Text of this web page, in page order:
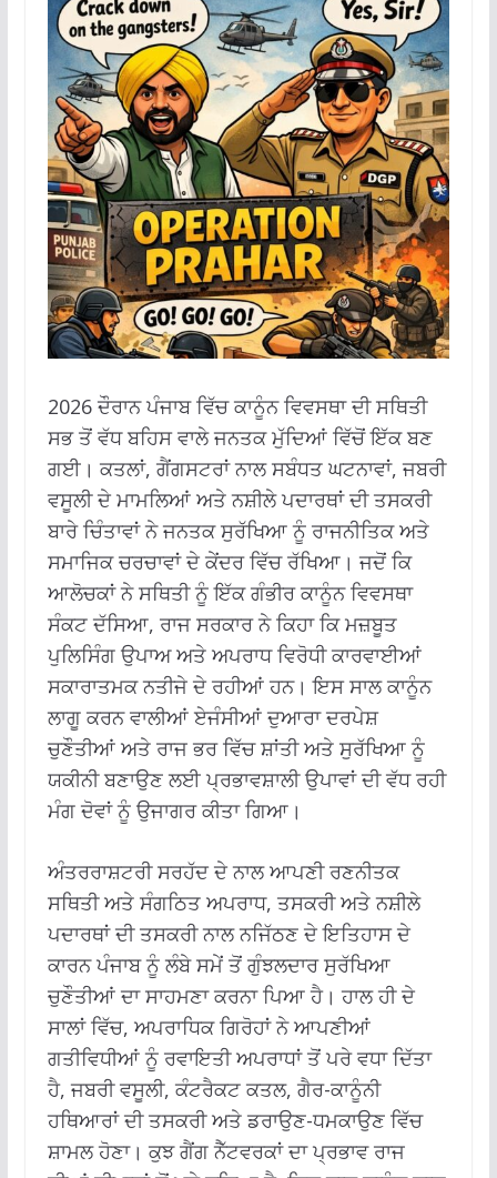
2026 ਦੌਰਾਨ ਪੰਜਾਬ ਵਿੱਚ ਕਾਨੂੰਨ ਵਿਵਸਥਾ ਦੀ ਸਥਿਤੀ
ਸਭ ਤੋਂ ਵੱਧ ਬਹਿਸ ਵਾਲੇ ਜਨਤਕ ਮੁੱਦਿਆਂ ਵਿੱਚੋਂ ਇੱਕ ਬਣ
ਗਈ। ਕਤਲਾਂ, ਗੈਂਗਸਟਰਾਂ ਨਾਲ ਸਬੰਧਤ ਘਟਨਾਵਾਂ, ਜਬਰੀ
ਵਸੂਲੀ ਦੇ ਮਾਮਲਿਆਂ ਅਤੇ ਨਸ਼ੀਲੇ ਪਦਾਰਥਾਂ ਦੀ ਤਸਕਰੀ
ਬਾਰੇ ਚਿੰਤਾਵਾਂ ਨੇ ਜਨਤਕ ਸੁਰੱਖਿਆ ਨੂੰ ਰਾਜਨੀਤਿਕ ਅਤੇ
ਸਮਾਜਿਕ ਚਰਚਾਵਾਂ ਦੇ ਕੇਂਦਰ ਵਿੱਚ ਰੱਖਿਆ। ਜਦੋਂ ਕਿ
ਆਲੋਚਕਾਂ ਨੇ ਸਥਿਤੀ ਨੂੰ ਇੱਕ ਗੰਭੀਰ ਕਾਨੂੰਨ ਵਿਵਸਥਾ
ਸੰਕਟ ਦੱਸਿਆ, ਰਾਜ ਸਰਕਾਰ ਨੇ ਕਿਹਾ ਕਿ ਮਜ਼ਬੂਤ ​​
ਪੁਲਿਸਿੰਗ ਉਪਾਅ ਅਤੇ ਅਪਰਾਧ ਵਿਰੋਧੀ ਕਾਰਵਾਈਆਂ
ਸਕਾਰਾਤਮਕ ਨਤੀਜੇ ਦੇ ਰਹੀਆਂ ਹਨ। ਇਸ ਸਾਲ ਕਾਨੂੰਨ
ਲਾਗੂ ਕਰਨ ਵਾਲੀਆਂ ਏਜੰਸੀਆਂ ਦੁਆਰਾ ਦਰਪੇਸ਼
ਚੁਣੌਤੀਆਂ ਅਤੇ ਰਾਜ ਭਰ ਵਿੱਚ ਸ਼ਾਂਤੀ ਅਤੇ ਸੁਰੱਖਿਆ ਨੂੰ
ਯਕੀਨੀ ਬਣਾਉਣ ਲਈ ਪ੍ਰਭਾਵਸ਼ਾਲੀ ਉਪਾਵਾਂ ਦੀ ਵੱਧ ਰਹੀ
ਮੰਗ ਦੋਵਾਂ ਨੂੰ ਉਜਾਗਰ ਕੀਤਾ ਗਿਆ।
ਅੰਤਰਰਾਸ਼ਟਰੀ ਸਰਹੱਦ ਦੇ ਨਾਲ ਆਪਣੀ ਰਣਨੀਤਕ
ਸਥਿਤੀ ਅਤੇ ਸੰਗਠਿਤ ਅਪਰਾਧ, ਤਸਕਰੀ ਅਤੇ ਨਸ਼ੀਲੇ
ਪਦਾਰਥਾਂ ਦੀ ਤਸਕਰੀ ਨਾਲ ਨਜਿੱਠਣ ਦੇ ਇਤਿਹਾਸ ਦੇ
ਕਾਰਨ ਪੰਜਾਬ ਨੂੰ ਲੰਬੇ ਸਮੇਂ ਤੋਂ ਗੁੰਝਲਦਾਰ ਸੁਰੱਖਿਆ
ਚੁਣੌਤੀਆਂ ਦਾ ਸਾਹਮਣਾ ਕਰਨਾ ਪਿਆ ਹੈ। ਹਾਲ ਹੀ ਦੇ
ਸਾਲਾਂ ਵਿੱਚ, ਅਪਰਾਧਿਕ ਗਿਰੋਹਾਂ ਨੇ ਆਪਣੀਆਂ
ਗਤੀਵਿਧੀਆਂ ਨੂੰ ਰਵਾਇਤੀ ਅਪਰਾਧਾਂ ਤੋਂ ਪਰੇ ਵਧਾ ਦਿੱਤਾ
ਹੈ, ਜਬਰੀ ਵਸੂਲੀ, ਕੰਟਰੈਕਟ ਕਤਲ, ਗੈਰ-ਕਾਨੂੰਨੀ
ਹਥਿਆਰਾਂ ਦੀ ਤਸਕਰੀ ਅਤੇ ਡਰਾਉਣ-ਧਮਕਾਉਣ ਵਿੱਚ
ਸ਼ਾਮਲ ਹੋਣਾ। ਕੁਝ ਗੈਂਗ ਨੈੱਟਵਰਕਾਂ ਦਾ ਪ੍ਰਭਾਵ ਰਾਜ